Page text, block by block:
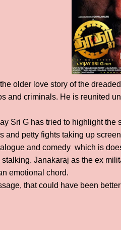
older love story of the
and criminals. He is reunited
Sri G has tried to highlight the
and petty fights taking up
and comedy which is
Janakaraj as the ex
emotional chord.
that could have been